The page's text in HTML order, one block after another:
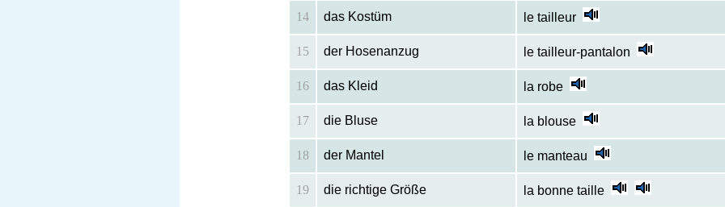
14 das Kostüm le tailleur
15 der Hosenanzug le tailleur-pantalon
16 das Kleid la robe
17 die Bluse la blouse
18 der Mantel le manteau
19 die richtige Größe la bonne taille